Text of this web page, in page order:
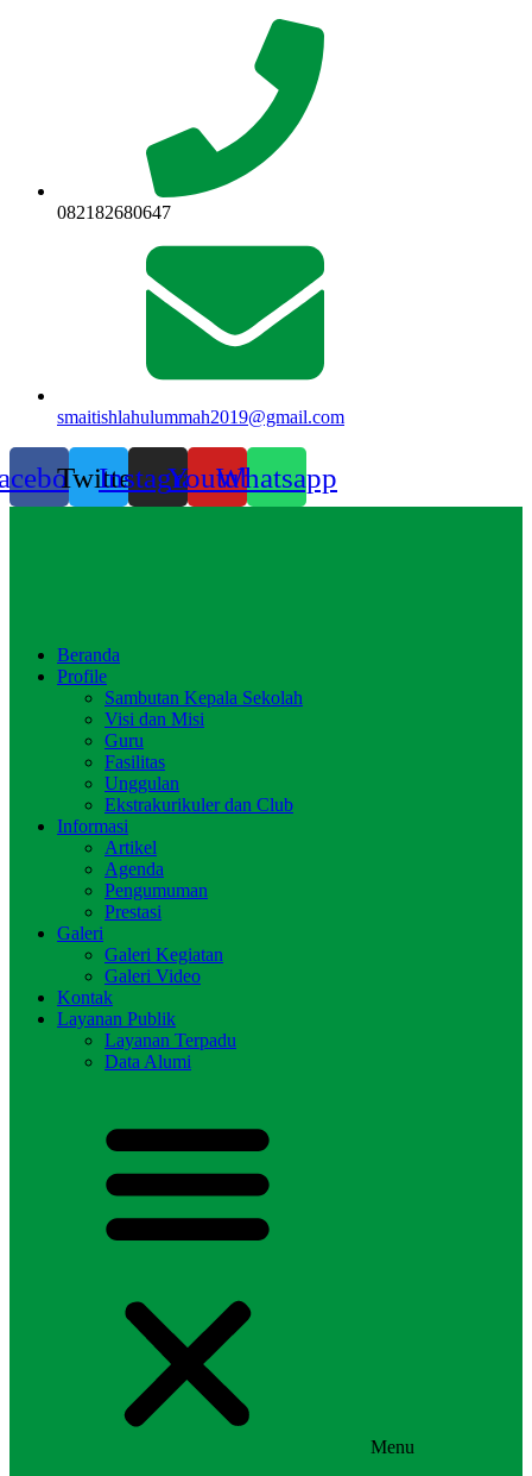
082182680647
smaitishlahulummah2019@gmail.com
TwitterInstagramYoutubeWhatsapp
Beranda
Profile
Sambutan Kepala Sekolah
Visi dan Misi
Guru
Fasilitas
Unggulan
Ekstrakurikuler dan Club
Informasi
Artikel
Agenda
Pengumuman
Prestasi
Galeri
Galeri Kegiatan
Galeri Video
Kontak
Layanan Publik
Layanan Terpadu
Data Alumi
Menu